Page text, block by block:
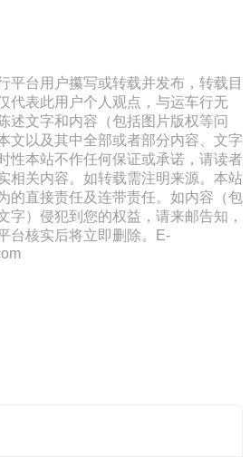
平台用户攥写或转载并发布，转载目
代表此用户个人观点，与运车行无
述文字和内容（包括图片版权等问
文以及其中全部或者部分内容、文字
性本站不作任何保证或承诺，请读者
相关内容。如转载需注明来源。本站
的直接责任及连带责任。如内容（包
字）侵犯到您的权益，请来邮告知，
台核实后将立即删除。E-